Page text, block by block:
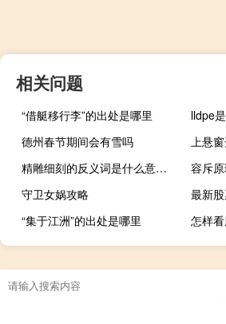
相关问题
“借艇移行李”的出处是哪里
lldpe
德州春节期间会有雪吗
精雕细刻的反义词是什么意思（精雕细刻的反义词）
容斥
守卫女娲攻略
最新
“集于江洲”的出处是哪里
怎样